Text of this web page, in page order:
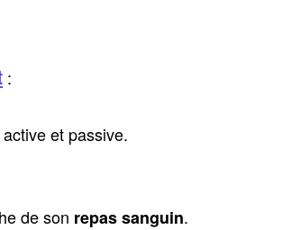
:
et passive.
de son repas sanguin.